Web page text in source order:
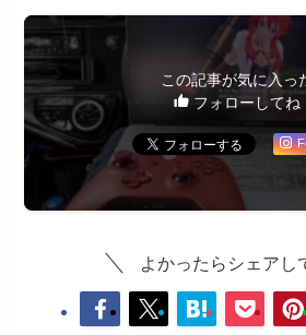
この記事が気に入っ
フォローしてね
よかったらシェアし